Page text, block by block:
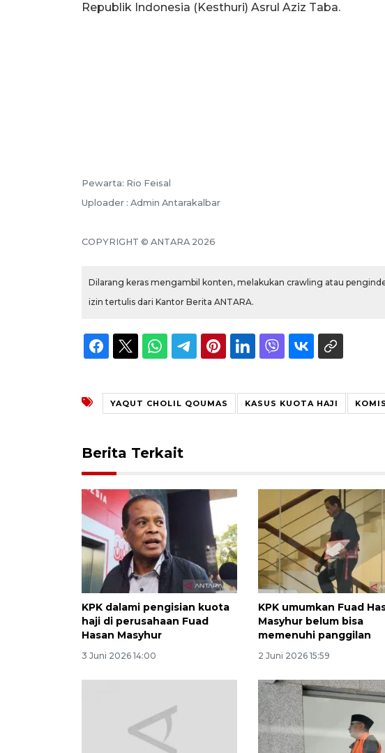
Republik Indonesia (Kesthuri) Asrul Aziz Taba.
Pewarta: Rio Feisal
Uploader : Admin Antarakalbar
COPYRIGHT © ANTARA 2026
Dilarang keras mengambil konten, melakukan crawling atau
izin tertulis dari Kantor Berita ANTARA.
YAQUT CHOLIL QOUMAS KASUS KUOTA HAJI
Berita Terkait
KPK dalami pengisian kuota
haji di perusahaan Fuad
Hasan Masyhur
3 Juni 2026 14:00
KPK umumkan Fuad
Masyhur belum bisa
memenuhi panggilan
2 Juni 2026 15:59